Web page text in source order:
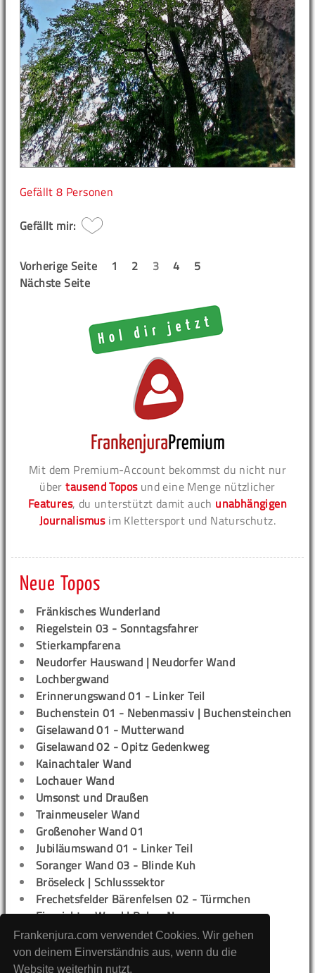
Frankenjura.com verwendet Cookies. Wir gehen
von deinem Einverständnis aus, wenn du die
Website weiterhin nutzt.
Gefällt8 Personen
Gefällt mir:
Vorherige Seite 1 2 3 4
5
Nächste Seite
Mit dem Premium-Account bekommst du nicht nur
übertausend Toposund eine Menge nützlicher
Features, du unterstützt damit auch unabhängigen
Journalismusim Klettersport und Naturschutz.
Neue Topos
Fränkisches Wunderland
Riegelstein 03 - Sonntagsfahrer
Stierkampfarena
Neudorfer Hauswand | Neudorfer Wand
Lochbergwand
Erinnerungswand 01 - Linker Teil
Buchenstein 01 - Nebenmassiv | Buchensteinchen
Giselawand 01 - Mutterwand
Giselawand 02 - Opitz Gedenkweg
Kainachtaler Wand
Lochauer Wand
Umsonst und Draußen
Trainmeuseler Wand
Großenoher Wand 01
Jubiläumswand 01 - Linker Teil
Soranger Wand 03 - Blinde Kuh
Bröseleck | Schlusssektor
Frechetsfelder Bärenfelsen 02 - Türmchen
Einsrichter Wand | Dukes Nose
Frechetsfelder Bärenfelsen 01 - Linke Wand
Frechetsfelder Bärenfelsen 03 - Rechte Wand
Stationenwand